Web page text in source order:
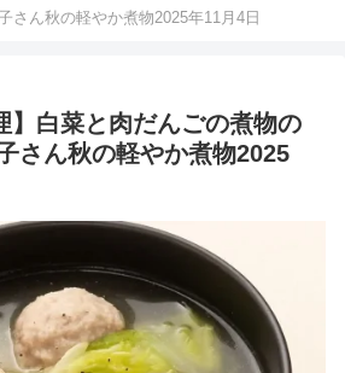
さん秋の軽やか煮物2025年11月4日
】白菜と肉だんごの煮物の
さん秋の軽やか煮物2025